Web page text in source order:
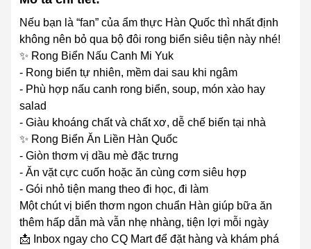
Nếu bạn là “fan” của ẩm thực Hàn Quốc thì nhất định
không nên bỏ qua bộ đôi rong biển siêu tiện này nhé!
✨ Rong Biển Nấu Canh Mi Yuk
- Rong biển tự nhiên, mềm dai sau khi ngâm
- Phù hợp nấu canh rong biển, soup, món xào hay
salad
- Giàu khoáng chất và chất xơ, dễ chế biến tại nhà
✨ Rong Biển Ăn Liền Hàn Quốc
- Giòn thơm vị dầu mè đặc trưng
- Ăn vặt cực cuốn hoặc ăn cùng cơm siêu hợp
- Gói nhỏ tiện mang theo đi học, đi làm
Một chút vị biển thơm ngon chuẩn Hàn giúp bữa ăn
thêm hấp dẫn mà vẫn nhẹ nhàng, tiện lợi mỗi ngày
📩 Inbox ngay cho CQ Mart để đặt hàng và khám phá